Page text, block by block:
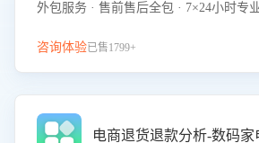
外包服务 · 售前售后全包 · 7×24小时专
咨询体验已售1799+
电商退货退款分析-数码